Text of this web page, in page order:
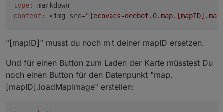
type:
content:
<img src="{ecovacs-
"[mapID]" musst du noch mit deiner mapID ersetzen.
Und für einen Button zum Laden der Karte müsstest Du
noch einen Button für den Datenpunkt "map.
[mapID].loadMapImage" erstellen: